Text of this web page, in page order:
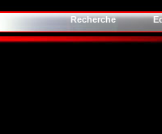
Recherche